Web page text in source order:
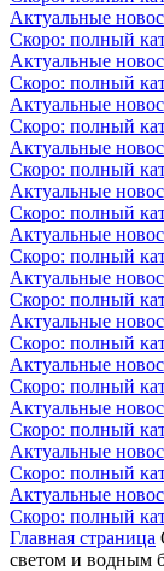
Актуальные
Скоро: полный
Актуальные
Скоро: полный
Актуальные
Скоро: полный
Актуальные
Скоро: полный
Актуальные
Скоро: полный
Актуальные
Скоро: полный
Актуальные
Скоро: полный
Актуальные
Скоро: полный
Актуальные
Скоро: полный
Актуальные
Скоро: полный
Актуальные
Скоро: полный
Актуальные
Скоро: полный
Главная страница
светом и водным